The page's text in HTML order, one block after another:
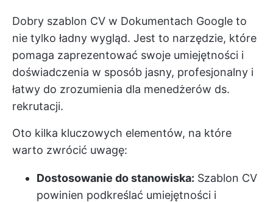
Dobry szablon CV w Dokumentach Google to
nie tylko ładny wygląd. Jest to narzędzie, które
pomaga zaprezentować swoje umiejętności i
doświadczenia w sposób jasny, profesjonalny i
łatwy do zrozumienia dla menedżerów ds.
rekrutacji.
Oto kilka kluczowych elementów, na które
warto zwrócić uwagę:
Dostosowanie do stanowiska: Szablon CV
powinien podkreślać umiejętności i